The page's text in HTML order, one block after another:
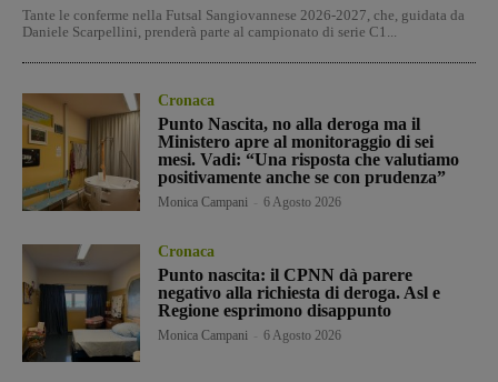
Tante le conferme nella Futsal Sangiovannese 2026-2027, che, guidata da
Daniele Scarpellini, prenderà parte al campionato di serie C1...
Cronaca
Punto Nascita, no alla deroga ma il
Ministero apre al monitoraggio di sei
mesi. Vadi: “Una risposta che valutiamo
positivamente anche se con prudenza”
Monica Campani 6 Agosto 2026
Cronaca
Punto nascita: il CPNN dà parere
negativo alla richiesta di deroga. Asl e
Regione esprimono disappunto
Monica Campani 6 Agosto 2026